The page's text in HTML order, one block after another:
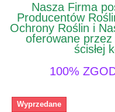
Nasza Firma
Producentów
Ochrony Roślin i
oferowane
ścisłej
100%
Wyprzedane